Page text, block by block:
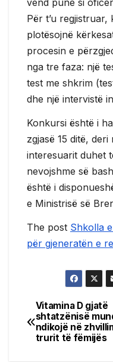
Për t’u regjistruar,
plotësojnë
procesin e
nga tre faza: një
test me shkrim
dhe një intervistë
Konkursi është i
zgjasë 15 ditë,
interesuarit duhet
nevojshme së
është i
e Ministrisë së
The post Shkolla
për gjeneratën e re
Post
Vitamina D gjatë
shtatzënisë
ndikojë në
trurit të fëmijës